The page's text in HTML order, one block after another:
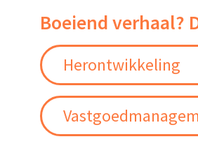
Boeiend verhaal?
Herontwikkeling